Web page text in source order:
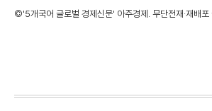
©'5개국어 글로벌 경제신문' 아주경제. 무단전재·재배포